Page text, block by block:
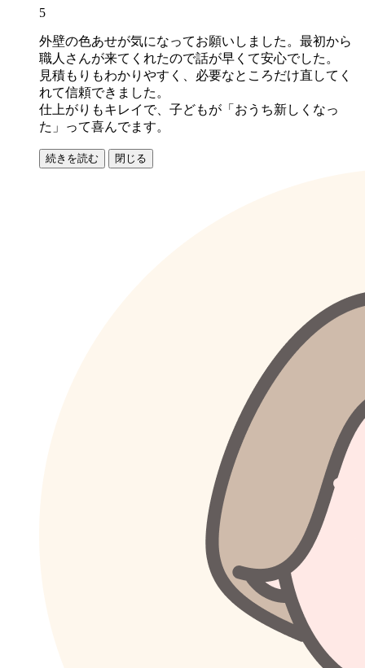
5
外壁の色あせが気になってお願いしました。最初から
職人さんが来てくれたので話が早くて安心でした。
見積もりもわかりやすく、必要なところだけ直してく
れて信頼できました。
仕上がりもキレイで、子どもが「おうち新しくなっ
た」って喜んでます。
続きを読む 閉じる